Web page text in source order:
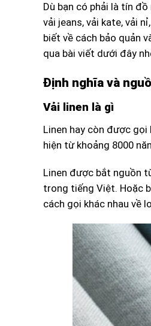
Dù bạn có phải là tín
vải jeans, vải kate, vải
biết về cách bảo quản
qua bài viết dưới đây
Định nghĩa và
Vải linen là gì
Linen hay còn được
hiện từ khoảng 8000
Linen được bắt nguồn
trong tiếng Việt. Hoặc
cách gọi khác nhau về